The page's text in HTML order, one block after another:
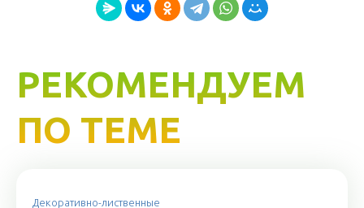
РЕКОМЕНДУЕМ
ПО ТЕМЕ
Декоративно-лиственные